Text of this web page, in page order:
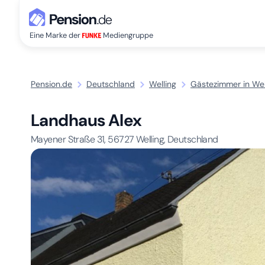
Eine Marke der Mediengruppe
Pension.de Deutschland Welling Gästezimmer in
Landhaus Alex
Mayener Straße 31, 56727Welling, Deutschland